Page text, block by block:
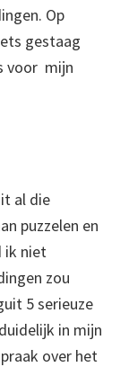
Op
gestaag
voor mijn
al die
puzzelen en
ik niet
zou
5 serieuze
in mijn
over het